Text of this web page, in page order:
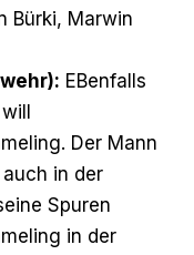
Bürki, Marwin
EBenfalls
Der Mann
in der
Spuren
in der